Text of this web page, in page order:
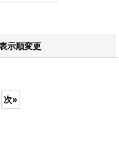
示順変更
次»